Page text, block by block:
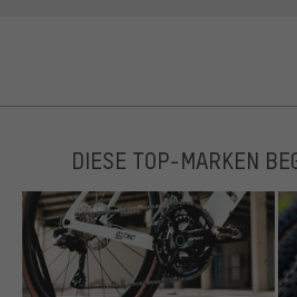
DIESE TOP-MARKEN